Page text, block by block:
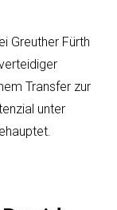
Greuther Fürth
Transfer zur
unter